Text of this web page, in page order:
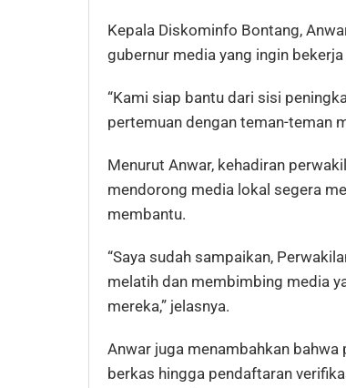
Kepala Diskominfo Bontang,
gubernur media yang ingin
“Kami siap bantu dari sisi
pertemuan dengan teman-teman
Menurut Anwar, kehadiran
mendorong media lokal segera
membantu.
“Saya sudah sampaikan,
melatih dan membimbing media
mereka,” jelasnya.
Anwar juga menambahkan
berkas hingga pendaftaran